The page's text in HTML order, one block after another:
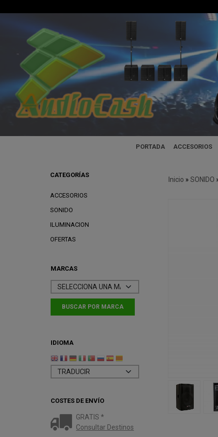
PORTADA ACCESORIOS
CATEGORÍAS
ACCESORIOS
SONIDO
ILUMINACION
OFERTAS
MARCAS
IDIOMA
COSTES DE ENVÍO
GRATIS *
Consultar Destinos
Inicio » SONIDO